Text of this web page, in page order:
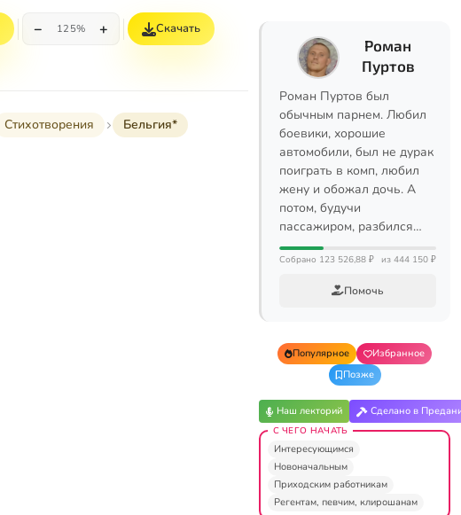
− 125% + Скачать
Стихотворения Бельгия*
Роман
Пуртов
Роман Пуртов был
обычным парнем. Любил
боевики, хорошие
автомобили, был не дурак
поиграть в комп, любил
жену и обожал дочь. А
потом, будучи
пассажиром, разбился…
Собрано 123 526,88 ₽ из 444 150 ₽
Помочь
Популярное
Избранное
Позже
Наш лекторий Сделано в
С ЧЕГО НАЧАТЬ
Интересующимся
Новоначальным
Приходским работникам
Регентам, певчим, клирошанам